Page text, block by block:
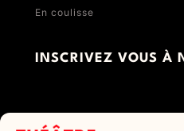
En coulisse
INSCRIVEZ VOUS À